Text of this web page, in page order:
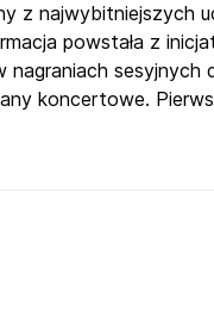
z najwybitniejszych
powstała z
nagraniach sesyjnych
koncertowe.